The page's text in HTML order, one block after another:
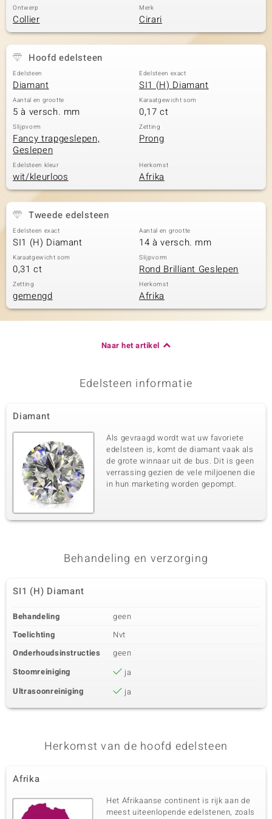
Ontwerp
Collier
Merk
Cirari
Hoofd edelsteen
Edelsteen
Diamant
Edelsteen exact
SI1 (H) Diamant
Aantal en grootte
5 à versch. mm
Karaatgewicht som
0,17 ct
Slijpvorm
Fancy trapgeslepen,
Geslepen
Zetting
Prong
Edelsteen kleur
wit/kleurloos
Herkomst
Afrika
Tweede edelsteen
Edelsteen exact
SI1 (H) Diamant
Aantal en grootte
14 à versch. mm
Karaatgewicht som
0,31 ct
Slijpvorm
Rond Brilliant Geslepen
Zetting
gemengd
Herkomst
Afrika
Naar het artikel
Edelsteen informatie
Diamant
Als gevraagd wordt wat uw favoriete
edelsteen is, komt de diamant vaak als
de grote winnaar uit de bus. Dit is geen
verrassing gezien de vele miljoenen die
in hun marketing worden gepompt.
Behandeling en verzorging
SI1 (H) Diamant
Behandeling
geen
Toelichting
Nvt
Onderhoudsinstructies
geen
Stoomreiniging
ja
Ultrasoonreiniging
ja
Herkomst van de hoofd edelsteen
Afrika
Het Afrikaanse continent is rijk aan de
meest uiteenlopende edelstenen, zoals